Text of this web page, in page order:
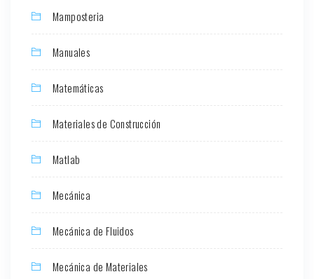
Mamposteria
Manuales
Matemáticas
Materiales de Construcción
Matlab
Mecánica
Mecánica de Fluidos
Mecánica de Materiales